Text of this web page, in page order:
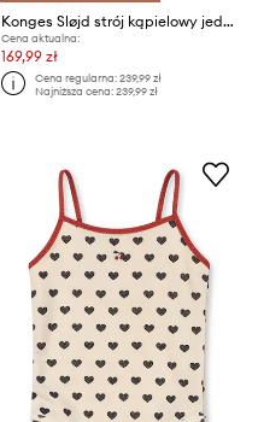
Konges Sløjd strój kąpielowy jednoczęściowy dziecięcy BOWIE SWIMSUIT GSR
Cena aktualna:
169,99 zł
Cena regularna:239,99 zł
Najniższa cena:239,99 zł